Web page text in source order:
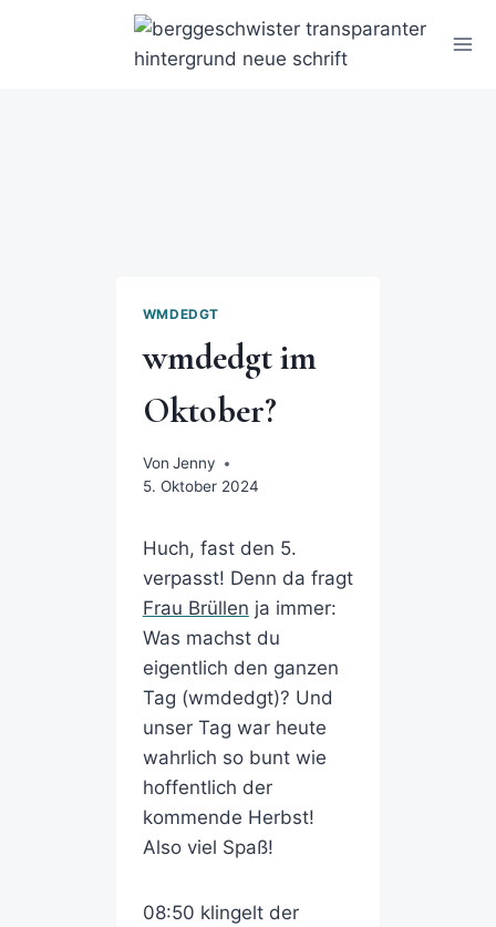
WMDEDGT
wmdedgt im
Oktober?
Von Jenny
5. Oktober 2024
Huch, fast den 5.
verpasst! Denn da fragt
Frau Brüllen ja immer:
Was machst du
eigentlich den ganzen
Tag (wmdedgt)? Und
unser Tag war heute
wahrlich so bunt wie
hoffentlich der
kommende Herbst!
Also viel Spaß!
08:50 klingelt der